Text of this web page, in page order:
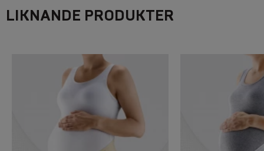
LIKNANDE PRODUKTER